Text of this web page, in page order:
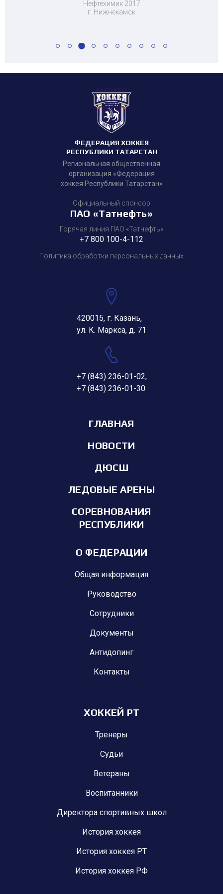
Нефтехимик 2017
г. Нижнекамск
ФЕДЕРАЦИЯ ХОККЕЯ
РЕСПУБЛИКИ ТАТАРСТАН
Региональная общественная
организация «Федерация
хоккея Республики Татарстан»
Официальный спонсор
ПАО «Татнефть»
Горячая линия ПАО «Татнефть»
+7 800 100-4-112
Политика обработки персональных данных
420015, г. Казань,
ул. К. Маркса, д. 71
+7 (843) 236-01-02,
+7 (843) 236-01-30
ГЛАВНАЯ
НОВОСТИ
ДЮСШ
ЛЕДОВЫЕ АРЕНЫ
СОРЕВНОВАНИЯ
РЕСПУБЛИКИ
О ФЕДЕРАЦИИ
Общая информация
Руководство
Сотрудники
Документы
Антидопинг
Контакты
ХОККЕЙ РТ
Тренеры
Судьи
Ветераны
Воспитанники
Директора спортивных школ
История хоккея
История хоккея РТ
История хоккея РФ